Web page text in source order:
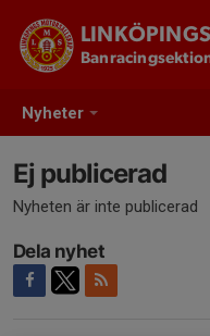
Nyheter
Ej publicerad
Nyheten är inte publicerad
Dela nyhet